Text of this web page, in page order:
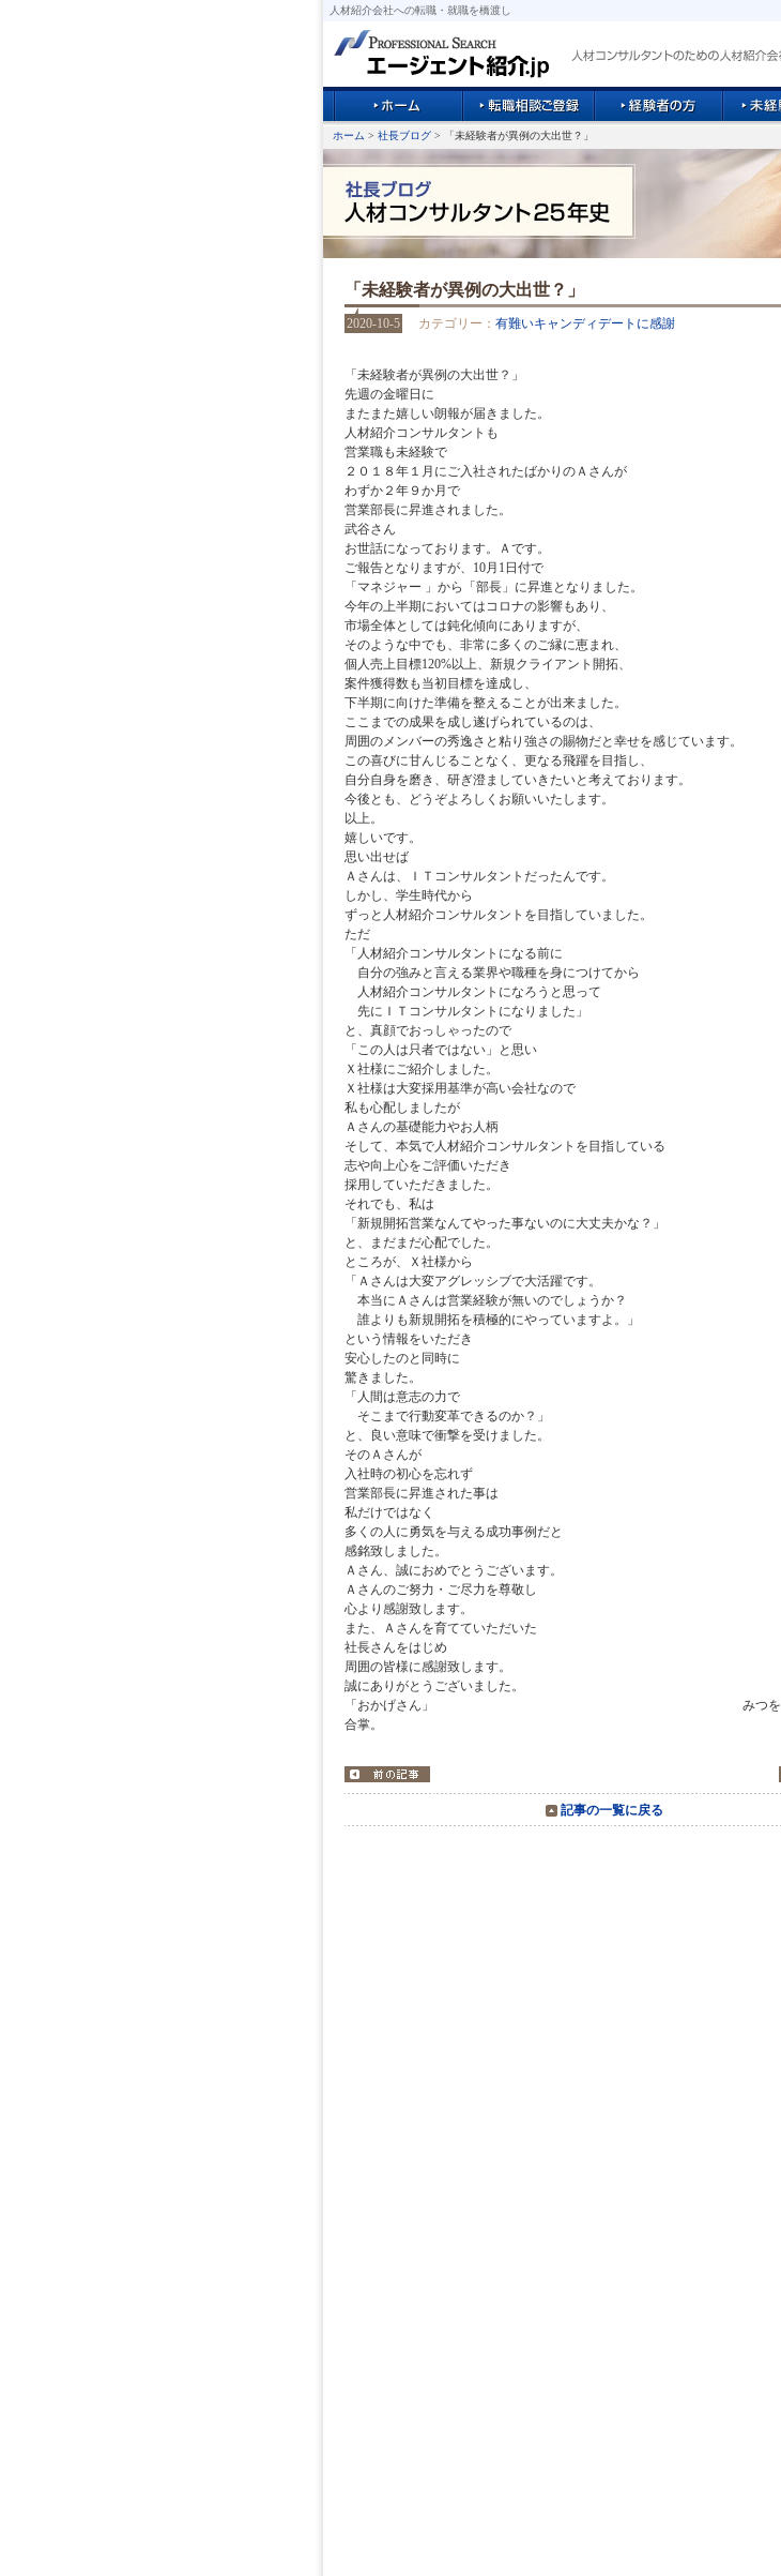
人材紹介会社への転職・就職を橋渡し
ホーム > 社長ブログ > 「未経験者が異例の大出世？」
「未経験者が異例の大出世？」
2020-10-5 カテゴリー： 有難いキャンディデートに感謝
「未経験者が異例の大出世？」
先週の金曜日に
またまた嬉しい朗報が届きました。
人材紹介コンサルタントも
営業職も未経験で
２０１８年１月にご入社されたばかりのＡさんが
わずか２年９か月で
営業部長に昇進されました。
武谷さん
お世話になっております。Ａです。
ご報告となりますが、10月1日付で
「マネジャー 」から「部長」に昇進となりました。
今年の上半期においてはコロナの影響もあり、
市場全体としては鈍化傾向にありますが、
そのような中でも、非常に多くのご縁に恵まれ、
個人売上目標120%以上、新規クライアント開拓、
案件獲得数も当初目標を達成し、
下半期に向けた準備を整えることが出来ました。
ここまでの成果を成し遂げられているのは、
周囲のメンバーの秀逸さと粘り強さの賜物だと幸せを感じています。
この喜びに甘んじることなく、更なる飛躍を目指し、
自分自身を磨き、研ぎ澄ましていきたいと考えております。
今後とも、どうぞよろしくお願いいたします。
以上。
嬉しいです。
思い出せば
Ａさんは、ＩＴコンサルタントだったんです。
しかし、学生時代から
ずっと人材紹介コンサルタントを目指していました。
ただ
「人材紹介コンサルタントになる前に
自分の強みと言える業界や職種を身につけてから
人材紹介コンサルタントになろうと思って
先にＩＴコンサルタントになりました」
と、真顔でおっしゃったので
「この人は只者ではない」と思い
Ｘ社様にご紹介しました。
Ｘ社様は大変採用基準が高い会社なので
私も心配しましたが
Ａさんの基礎能力やお人柄
そして、本気で人材紹介コンサルタントを目指している
志や向上心をご評価いただき
採用していただきました。
それでも、私は
「新規開拓営業なんてやった事ないのに大丈夫かな？」
と、まだまだ心配でした。
ところが、Ｘ社様から
「Ａさんは大変アグレッシブで大活躍です。
本当にＡさんは営業経験が無いのでしょうか？
誰よりも新規開拓を積極的にやっていますよ。」
という情報をいただき
安心したのと同時に
驚きました。
「人間は意志の力で
そこまで行動変革できるのか？」
と、良い意味で衝撃を受けました。
そのＡさんが
入社時の初心を忘れず
営業部長に昇進された事は
私だけではなく
多くの人に勇気を与える成功事例だと
感銘致しました。
Ａさん、誠におめでとうございます。
Ａさんのご努力・ご尽力を尊敬し
心より感謝致します。
また、Ａさんを育てていただいた
社長さんをはじめ
周囲の皆様に感謝致します。
誠にありがとうございました。
「おかげさん」 みつを
合掌。
記事の一覧に戻る